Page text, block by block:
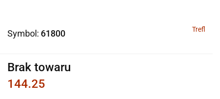
Symbol: 61800 Trefl
Brak towaru
144.25